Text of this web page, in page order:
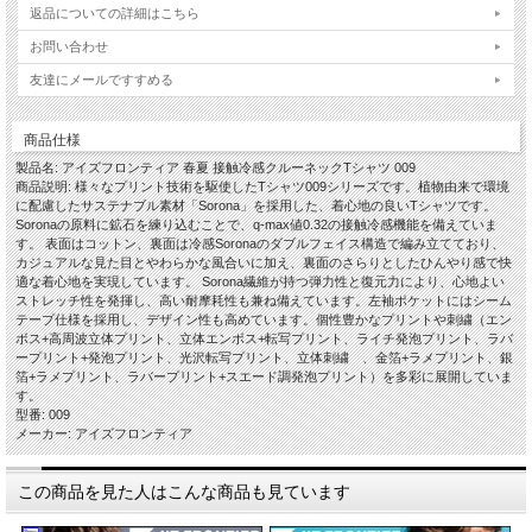
返品についての詳細はこちら
お問い合わせ
友達にメールですすめる
商品仕様
製品名: アイズフロンティア 春夏 接触冷感クルーネックTシャツ 009
商品説明: 様々なプリント技術を駆使したTシャツ009シリーズです。植物由来で環境
に配慮したサステナブル素材「Sorona」を採用した、着心地の良いTシャツです。
Soronaの原料に鉱石を練り込むことで、q-max値0.32の接触冷感機能を備えていま
す。 表面はコットン、裏面は冷感Soronaのダブルフェイス構造で編み立てており、
カジュアルな見た目とやわらかな風合いに加え、裏面のさらりとしたひんやり感で快
適な着心地を実現しています。 Sorona繊維が持つ弾力性と復元力により、心地よい
ストレッチ性を発揮し、高い耐摩耗性も兼ね備えています。左袖ポケットにはシーム
テープ仕様を採用し、デザイン性も高めています。個性豊かなプリントや刺繍（エン
ボス+高周波立体プリント、立体エンボス+転写プリント、ライチ発泡プリント、ラバ
ープリント+発泡プリント、光沢転写プリント、立体刺繍 、金箔+ラメプリント、銀
箔+ラメプリント、ラバープリント+スエード調発泡プリント）を多彩に展開していま
す。
型番: 009
メーカー: アイズフロンティア
この商品を見た人はこんな商品も見ています